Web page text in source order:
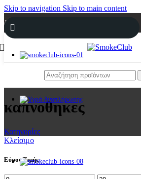
Skip to navigation Skip to main content
Δωρεάν μεταφορικά για αγορές άνω των 29€.
καπνοθηκες
Κατηγορίες
Κλείσιμο
Εύρος Τιμής